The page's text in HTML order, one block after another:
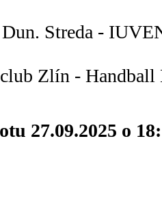
Streda -
club Zlín -
27.09.2025 o